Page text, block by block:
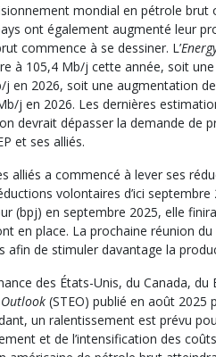
mondial en pétrole
ont également augmenté leur
commence à se dessiner. L’
à 105,4 Mb/j cette année, soit
en 2026, soit une augmentation
j en 2026. Les dernières
devrait dépasser la demande de
et ses alliés.
alliés a commencé à lever ses
volontaires d’ici
(bpj) en septembre 2025, elle
en place. La prochaine réunion
afin de stimuler davantage la
des États-Unis, du Canada,
(STEO) publié en août 2025
un ralentissement est prévu
et de l’intensification des